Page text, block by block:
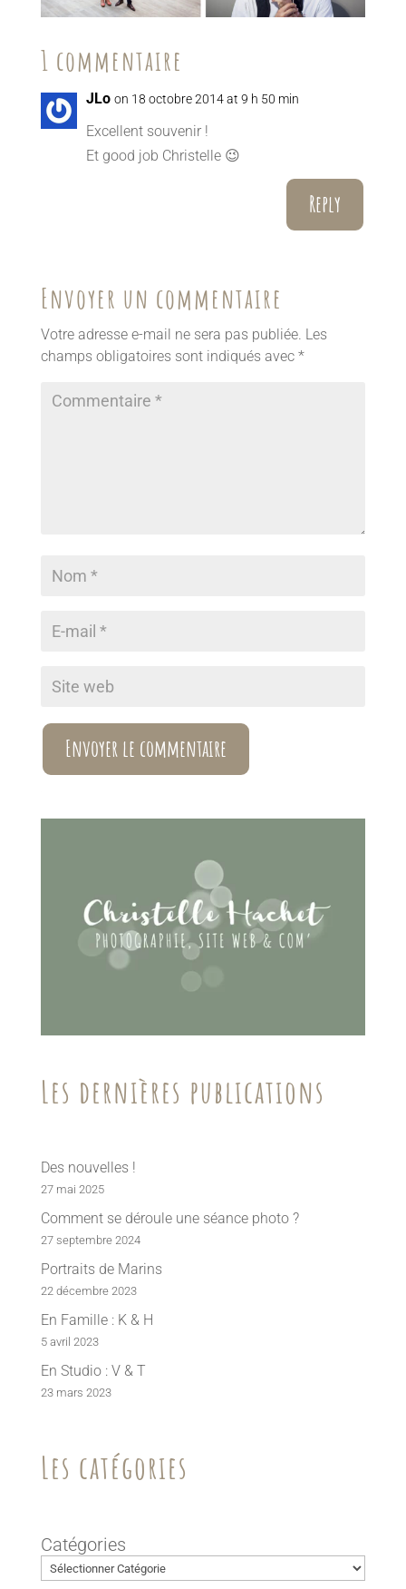
1 commentaire
JLo on 18 octobre 2014 at 9 h 50 min
Excellent souvenir !
Et good job Christelle 😉
Reply
Envoyer un commentaire
Votre adresse e-mail ne sera pas publiée. Les
champs obligatoires sont indiqués avec *
Envoyer le commentaire
Les dernières publications
Des nouvelles !
27 mai 2025
Comment se déroule une séance photo ?
27 septembre 2024
Portraits de Marins
22 décembre 2023
En Famille : K & H
5 avril 2023
En Studio : V & T
23 mars 2023
Les catégories
Catégories